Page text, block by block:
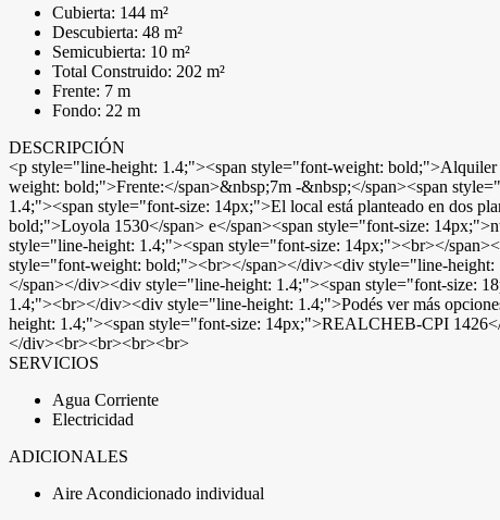
Cubierta: 144 m²
Descubierta: 48 m²
Semicubierta: 10 m²
Total Construido: 202 m²
Frente: 7 m
Fondo: 22 m
DESCRIPCIÓN
<p style="line-height: 1.4;"><span style="font-weight:
weight: bold;">Frente:</span>&nbsp;7m -&nbsp;</span><span
1.4;"><span style="font-size: 14px;">El local está planteado en dos
bold;">Loyola 1530</span> e</span><span style="font-size:
style="line-height: 1.4;"><span style="font-size: 14px;"><br></
style="font-weight: bold;"><br></span></div><div style="line-
</span></div><div style="line-height: 1.4;"><span style="font-size:
1.4;"><br></div><div style="line-height: 1.4;">Podés ver más
height: 1.4;"><span style="font-size: 14px;">REALCHEB-CPI
</div><br><br><br><br>
SERVICIOS
Agua Corriente
Electricidad
ADICIONALES
Aire Acondicionado individual